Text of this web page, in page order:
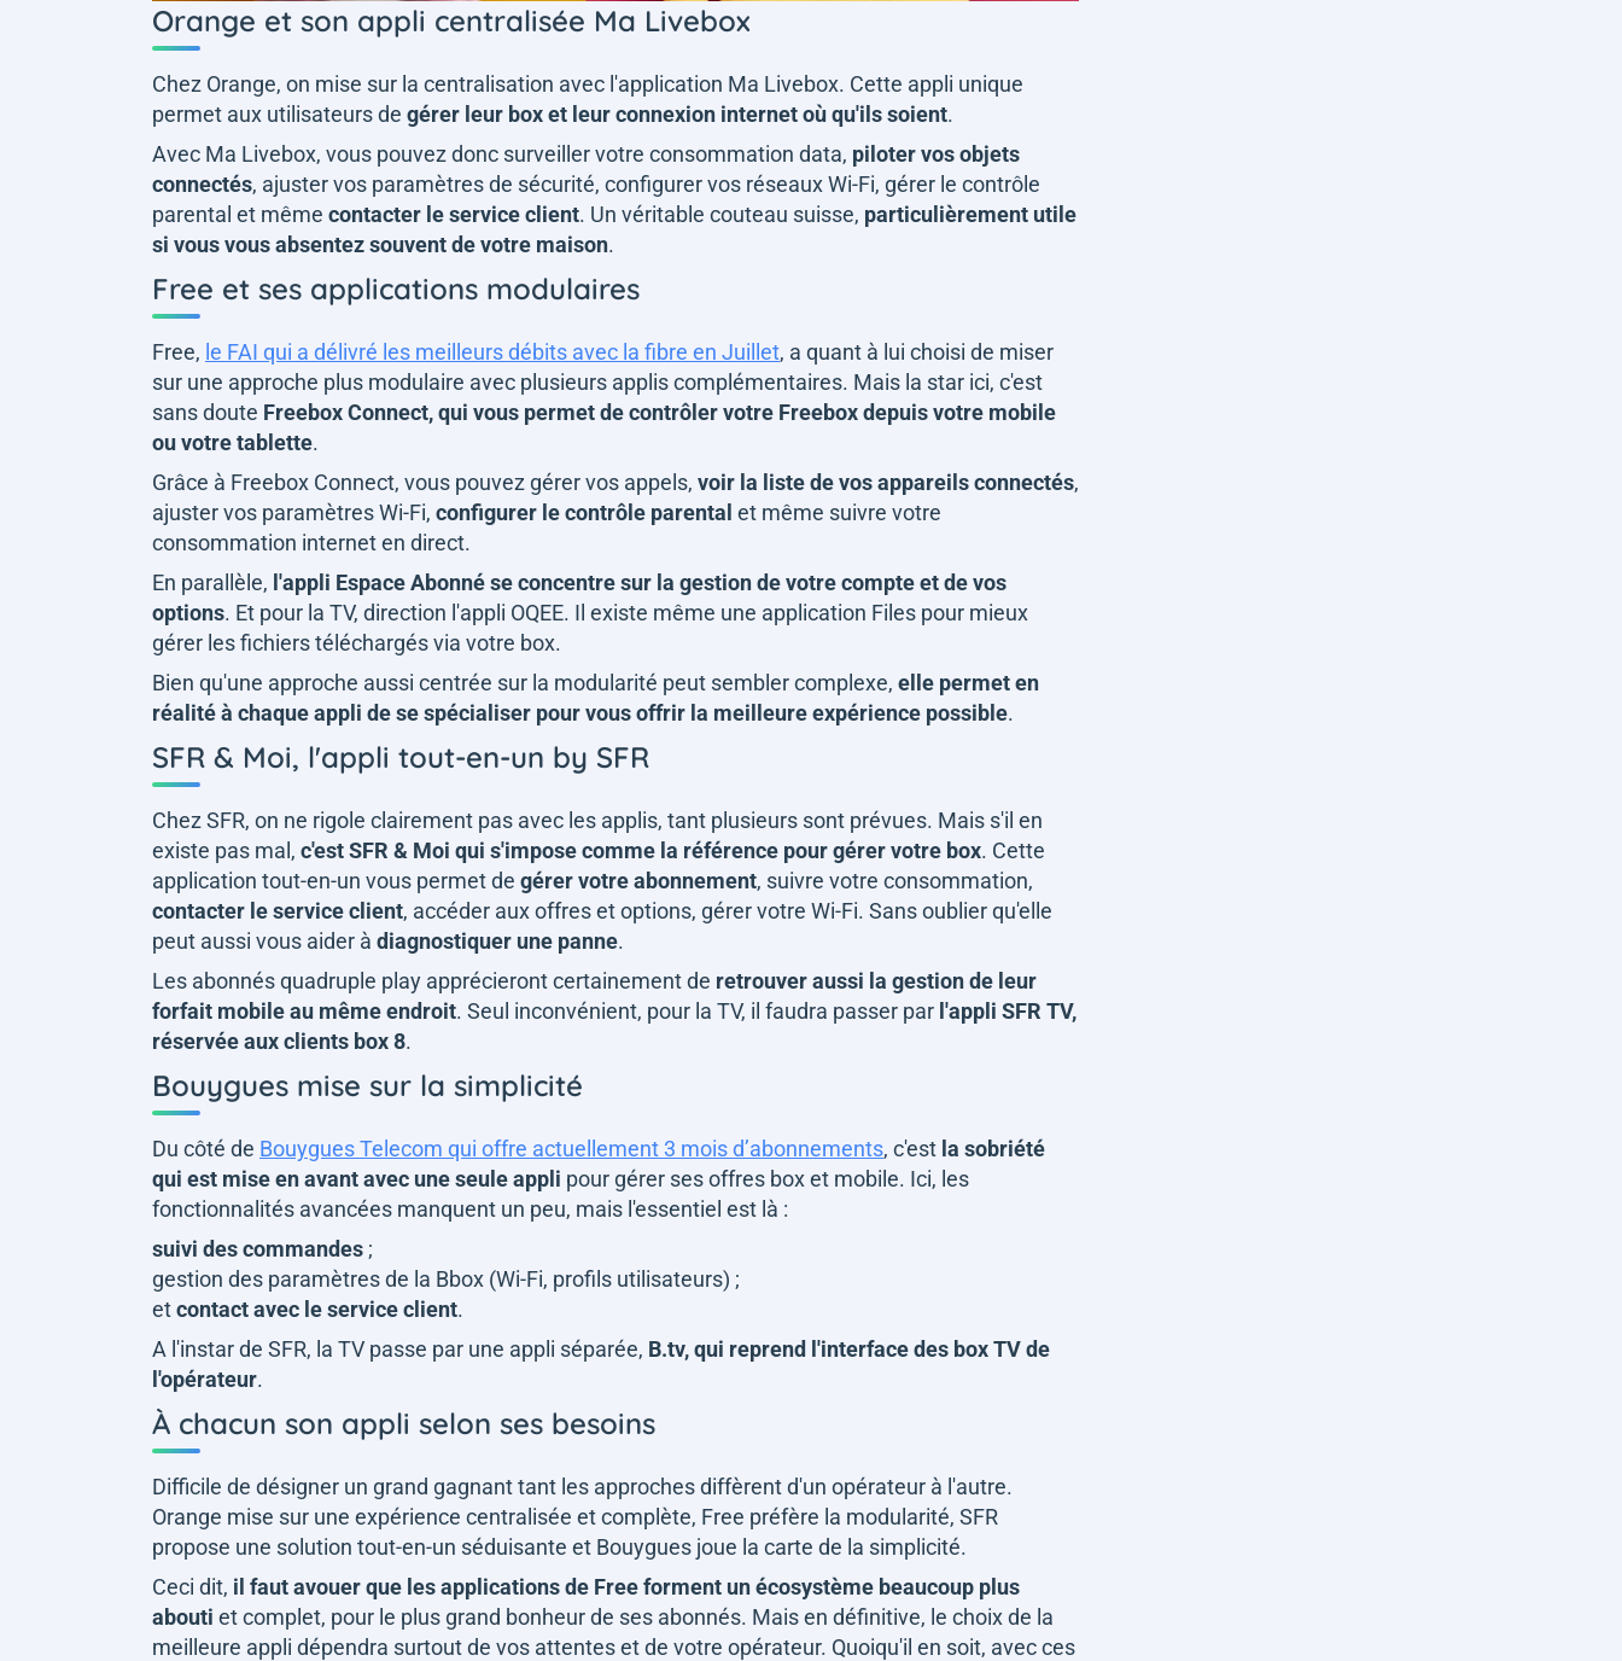
Orange et son appli centralisée Ma Livebox
Chez Orange, on mise sur la centralisation avec l'application Ma Livebox. Cette appli unique
permet aux utilisateurs de gérer leur box et leur connexion internet où qu'ils soient.
Avec Ma Livebox, vous pouvez donc surveiller votre consommation data, piloter vos objets
connectés, ajuster vos paramètres de sécurité, configurer vos réseaux Wi-Fi, gérer le contrôle
parental et même contacter le service client. Un véritable couteau suisse, particulièrement utile
si vous vous absentez souvent de votre maison.
Free et ses applications modulaires
Free, le FAI qui a délivré les meilleurs débits avec la fibre en Juillet, a quant à lui choisi de miser
sur une approche plus modulaire avec plusieurs applis complémentaires. Mais la star ici, c'est
sans doute Freebox Connect, qui vous permet de contrôler votre Freebox depuis votre mobile
ou votre tablette.
Grâce à Freebox Connect, vous pouvez gérer vos appels, voir la liste de vos appareils connectés,
ajuster vos paramètres Wi-Fi, configurer le contrôle parental et même suivre votre
consommation internet en direct.
En parallèle, l'appli Espace Abonné se concentre sur la gestion de votre compte et de vos
options. Et pour la TV, direction l'appli OQEE. Il existe même une application Files pour mieux
gérer les fichiers téléchargés via votre box.
Bien qu'une approche aussi centrée sur la modularité peut sembler complexe, elle permet en
réalité à chaque appli de se spécialiser pour vous offrir la meilleure expérience possible.
SFR & Moi, l'appli tout-en-un by SFR
Chez SFR, on ne rigole clairement pas avec les applis, tant plusieurs sont prévues. Mais s'il en
existe pas mal, c'est SFR & Moi qui s'impose comme la référence pour gérer votre box. Cette
application tout-en-un vous permet de gérer votre abonnement, suivre votre consommation,
contacter le service client, accéder aux offres et options, gérer votre Wi-Fi. Sans oublier qu'elle
peut aussi vous aider à diagnostiquer une panne.
Les abonnés quadruple play apprécieront certainement de retrouver aussi la gestion de leur
forfait mobile au même endroit. Seul inconvénient, pour la TV, il faudra passer par l'appli SFR TV,
réservée aux clients box 8.
Bouygues mise sur la simplicité
Du côté de Bouygues Telecom qui offre actuellement 3 mois d’abonnements, c'est la sobriété
qui est mise en avant avec une seule appli pour gérer ses offres box et mobile. Ici, les
fonctionnalités avancées manquent un peu, mais l'essentiel est là :
suivi des commandes ;
gestion des paramètres de la Bbox (Wi-Fi, profils utilisateurs) ;
etcontact avec le service client.
A l'instar de SFR, la TV passe par une appli séparée, B.tv, qui reprend l'interface des box TV de
l'opérateur.
À chacun son appli selon ses besoins
Difficile de désigner un grand gagnant tant les approches diffèrent d'un opérateur à l'autre.
Orange mise sur une expérience centralisée et complète, Free préfère la modularité, SFR
propose une solution tout-en-un séduisante et Bouygues joue la carte de la simplicité.
Ceci dit, il faut avouer que les applications de Free forment un écosystème beaucoup plus
abouti et complet, pour le plus grand bonheur de ses abonnés. Mais en définitive, le choix de la
meilleure appli dépendra surtout de vos attentes et de votre opérateur. Quoiqu'il en soit, avec ces